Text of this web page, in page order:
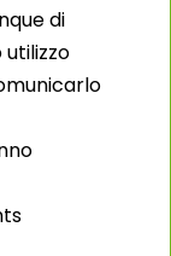
di